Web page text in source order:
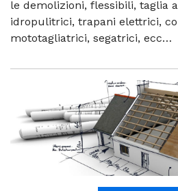
le demolizioni, flessibili, taglia
idropulitrici, trapani elettrici,
mototagliatrici, segatrici, ecc…